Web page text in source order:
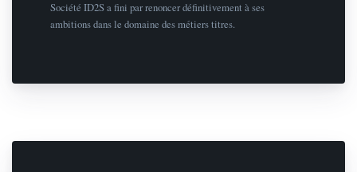
Société ID2S a fini par renoncer définitivement à ses
ambitions dans le domaine des métiers titres.